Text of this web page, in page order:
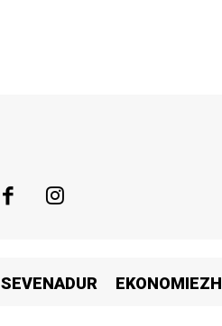
SEVENADUR EKONOMIEZH